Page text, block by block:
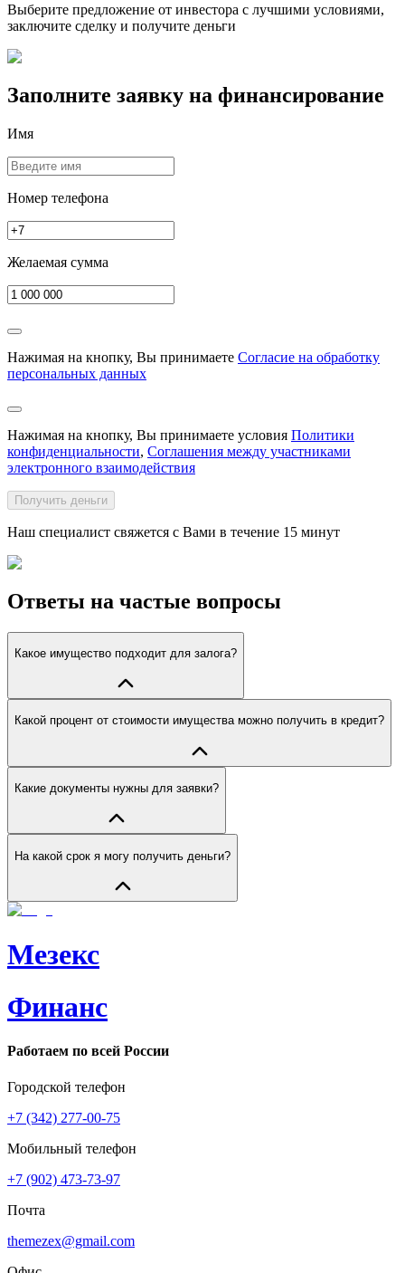
Выберите предложение от инвестора с лучшими условиями,
заключите сделку и получите деньги
Заполните заявку на финансирование
Имя
Номер телефона
Желаемая сумма
Нажимая на кнопку, Вы принимаете Согласие на обработку
персональных данных
Нажимая на кнопку, Вы принимаете условия Политики
конфиденциальности, Соглашения между участниками
электронного взаимодействия
Получить деньги
Наш специалист свяжется с Вами в течение 15 минут
Ответы на частые вопросы
Какое имущество подходит для залога?
Какой процент от стоимости имущества можно получить в кредит?
Какие документы нужны для заявки?
На какой срок я могу получить деньги?
Мезекс
Финанс
Работаем по всей России
Городской телефон
+7 (342) 277-00-75
Мобильный телефон
+7 (902) 473-73-97
Почта
themezex@gmail.com